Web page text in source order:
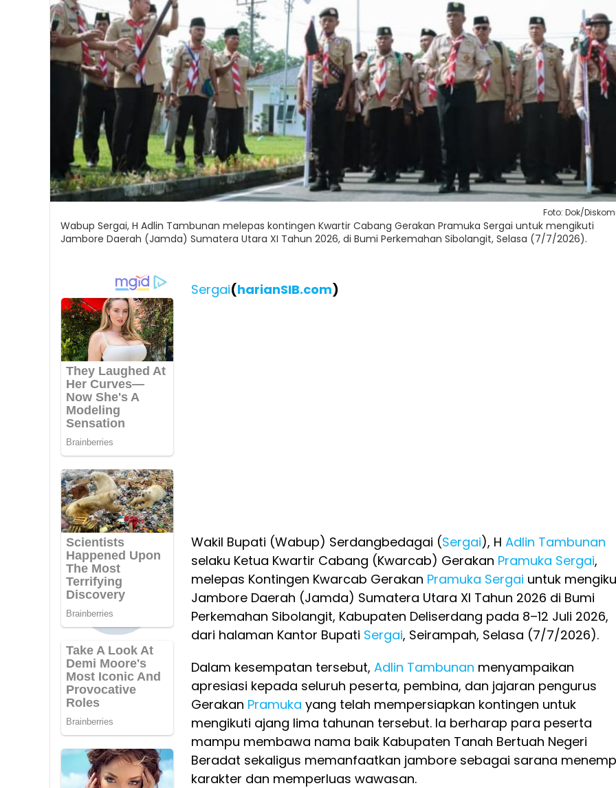
Foto: Dok/
Wabup Sergai, H Adlin Tambunan melepas kontingen Kwartir Cabang Gerakan Pramuka Sergai untuk mengikuti
Jambore Daerah (Jamda) Sumatera Utara XI Tahun 2026, di Bumi Perkemahan Sibolangit, Selasa (7/7/2026).
Sergai(harianSIB.com)
Wakil Bupati (Wabup) Serdangbedagai (Sergai), H Adlin Tambunan
selaku Ketua Kwartir Cabang (Kwarcab) Gerakan Pramuka Sergai,
melepas Kontingen Kwarcab Gerakan Pramuka Sergai untuk
Jambore Daerah (Jamda) Sumatera Utara XI Tahun 2026 di Bumi
Perkemahan Sibolangit, Kabupaten Deliserdang pada 8–12 Juli 2026,
dari halaman Kantor Bupati Sergai, Seirampah, Selasa (7/7/2026).
Dalam kesempatan tersebut, Adlin Tambunan menyampaikan
apresiasi kepada seluruh peserta, pembina, dan jajaran pengurus
Gerakan Pramuka yang telah mempersiapkan kontingen untuk
mengikuti ajang lima tahunan tersebut. Ia berharap para peserta
mampu membawa nama baik Kabupaten Tanah Bertuah Negeri
Beradat sekaligus memanfaatkan jambore sebagai sarana
karakter dan memperluas wawasan.